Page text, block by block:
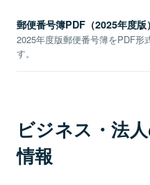
郵便番号簿PDF（2025年度版）
2025年度版郵便番号簿をPDF形
す。
ビジネス・法
情報